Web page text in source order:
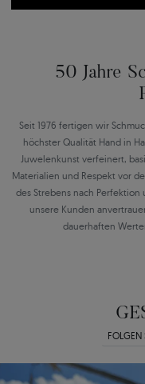
50 Jahre
Seit 1976 fertigen wir
höchster Qualität Hand in
Juwelenkunst verfeinert,
Materialien und Respekt vor
des Strebens nach
unsere Kunden
dauerhaften